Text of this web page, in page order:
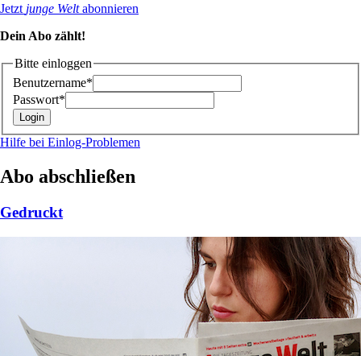
Jetzt junge Weltabonnieren
Dein Abo zählt!
Bitte einloggen
Benutzername*
Passwort*
Hilfe bei Einlog-Problemen
Abo abschließen
Gedruckt